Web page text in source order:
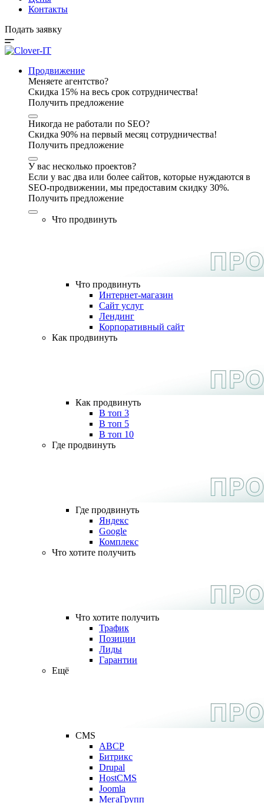
Контакты
Подать заявку
Продвижение
Меняете агентство?
Скидка 15% на весь срок сотрудничества!
Получить предложение
Никогда не работали по SEO?
Скидка 90% на первый месяц сотрудничества!
Получить предложение
У вас несколько проектов?
Если у вас два или более сайтов, которые нуждаются в
SEO-продвижении, мы предоставим скидку 30%.
Получить предложение
Что продвинуть
Что продвинуть
Интернет-магазин
Сайт услуг
Лендинг
Корпоративный сайт
Как продвинуть
Как продвинуть
В топ 3
В топ 5
В топ 10
Где продвинуть
Где продвинуть
Яндекс
Google
Комплекс
Что хотите получить
Что хотите получить
Трафик
Позиции
Лиды
Гарантии
Ещё
CMS
ABCP
Битрикс
Drupal
HostCMS
Joomla
МегаГрупп